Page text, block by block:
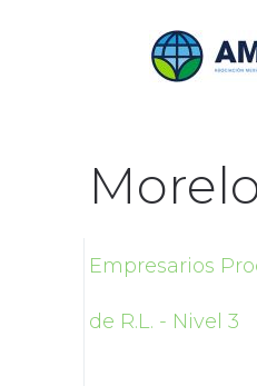
Empresarios
de R.L. - Nivel 3